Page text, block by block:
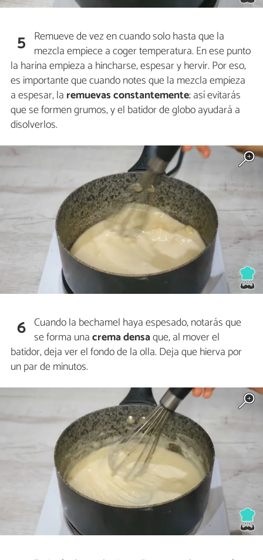
5 Remueve de vez en cuando solo hasta que la
mezcla empiece a coger temperatura. En ese punto
la harina empieza a hincharse, espesar y hervir. Por eso,
es importante que cuando notes que la mezcla empieza
a espesar, la remuevas constantemente; así evitarás
que se formen grumos, y el batidor de globo ayudará a
disolverlos.
6 Cuando la bechamel haya espesado, notarás que
se forma unacrema densaque, al mover el
batidor, deja ver el fondo de la olla. Deja que hierva por
un par de minutos.